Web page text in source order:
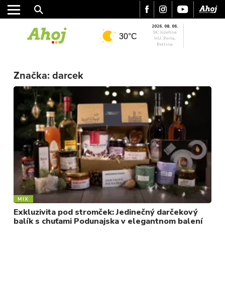
ŠPORT
KULTÚRA
FOTKY
VIDEO
MIX
30°C
2026. 08. 06.
SK: Jozefína
HU: Berta,
Bettina
Značka: darcek
MIX
Exkluzivita pod stromček: Jedinečný darčekový
balík s chuťami Podunajska v elegantnom balení